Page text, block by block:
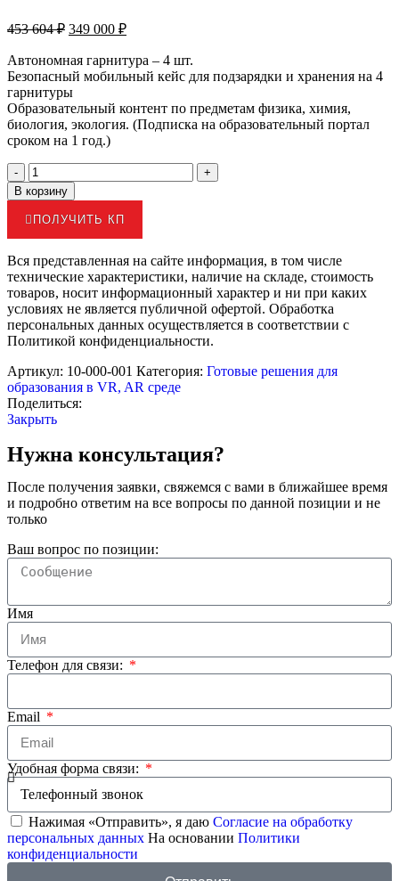
453 604₽ 349 000 ₽
Автономная гарнитура – 4 шт.
Безопасный мобильный кейс для подзарядки и хранения на 4
гарнитуры
Образовательный контент по предметам физика, химия,
биология, экология. (Подписка на образовательный портал
сроком на 1 год.)
В корзину
ПОЛУЧИТЬ КП
Вся представленная на сайте информация, в том числе
технические характеристики, наличие на складе, стоимость
товаров, носит информационный характер и ни при каких
условиях не является публичной офертой. Обработка
персональных данных осуществляется в соответствии с
Политикой конфиденциальности.
Артикул: 10-000-001 Категория: Готовые решения для
образования в VR, AR среде
Поделиться:
Закрыть
Нужна консультация?
После получения заявки, свяжемся с вами в ближайшее время
и подробно ответим на все вопросы по данной позиции и не
только
Ваш вопрос по позиции:
Имя
Телефон для связи:
Email
Удобная форма связи:
Нажимая «Отправить», я даю Согласие на обработку
персональных данных На основании Политики
конфиденциальности